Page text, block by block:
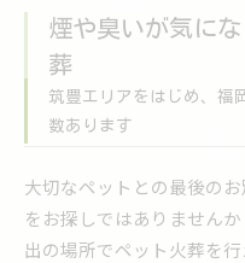
煙や臭いが気に
葬
筑豊エリアをはじめ、福
数あります
大切なペットとの最後の
をお探しではありません
出の場所でペット火葬を